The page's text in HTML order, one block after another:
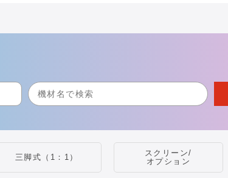
三脚式（1：1）
スクリーン/
オプション